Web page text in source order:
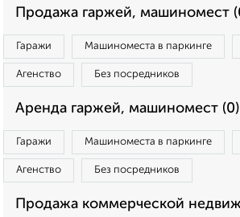
Продажа гаржей, машиномест
Гаражи Машиноместа в паркинге
Агенство Без посредников
Аренда гаржей, машиномест (0)
Гаражи Машиноместа в паркинге
Агенство Без посредников
Продажа коммерческой